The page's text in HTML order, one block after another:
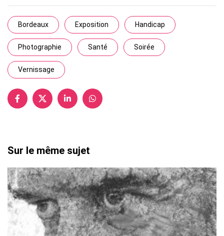
Bordeaux Exposition Handicap
Photographie Santé Soirée
Vernissage
Sur le même sujet